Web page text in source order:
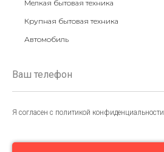
Мелкая бытовая техника
Крупная бытовая техника
Автомобиль
Я согласен с политикой конфиденциальности